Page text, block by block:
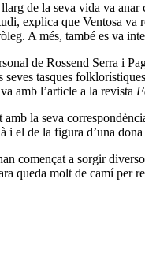
de la seva vida va
explica que Ventosa va
A més, també es va
de Rossend Serra i
seves tasques
amb l’article a la revista
la seva
i el de la figura d’una
començat a sorgir
queda molt de camí per